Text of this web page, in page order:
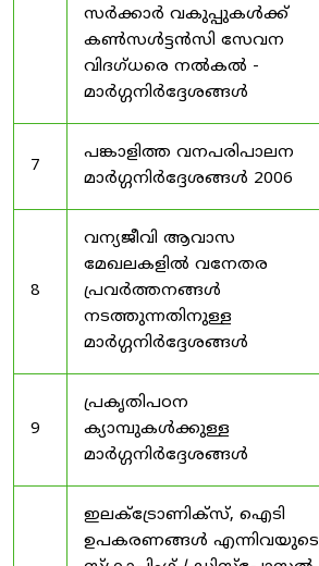
സർക്കാർ വകുപ്പുകൾക്ക്
കൺസൾട്ടൻസി സേവന
വിദഗ്ധരെ നൽകൽ -
മാർഗ്ഗനിർദ്ദേശങ്ങൾ
7
പങ്കാളിത്ത വനപരിപാലന
മാർഗ്ഗനിർദ്ദേശങ്ങൾ 2006
8
വന്യജീവി ആവാസ
മേഖലകളിൽ വനേതര
പ്രവർത്തനങ്ങൾ
നടത്തുന്നതിനുള്ള
മാർഗ്ഗനിർദ്ദേശങ്ങൾ
9
പ്രകൃതിപഠന
ക്യാമ്പുകൾക്കുള്ള
മാർഗ്ഗനിർദ്ദേശങ്ങൾ
ഇലക്‌ട്രോണിക്‌സ്, ഐടി
ഉപകരണങ്ങൾ എന്നിവയുടെ